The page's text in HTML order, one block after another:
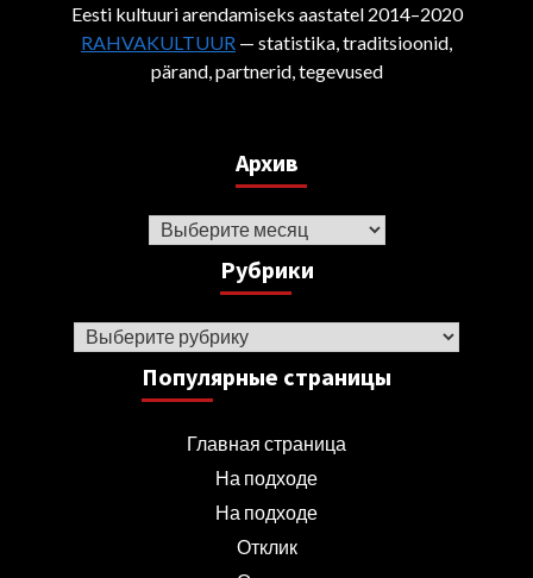
Eesti kultuuri arendamiseks aastatel 2014–2020
RAHVAKULTUUR — statistika, traditsioonid,
pärand, partnerid, tegevused
Архив
Архив
Рубрики
Рубрики
Популярные страницы
Главная страница
На подходе
На подходе
Отклик